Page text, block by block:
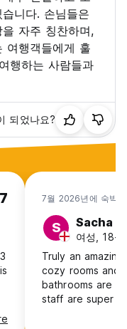
니다. 손님들은
자주 칭찬하며,
여행객들에게 훌
행하는 사람들과
되었나요?
7월 2026년에 숙박
S Sacha
여성, 18-
Truly an
cozy rooms and
bathrooms are
staff are super